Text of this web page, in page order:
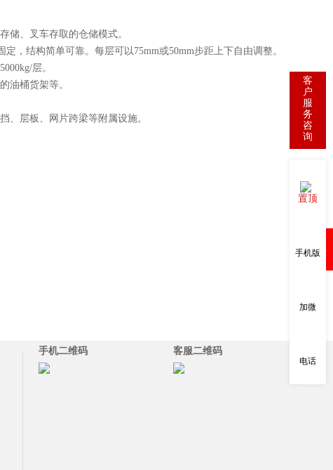
储、叉车存取的仓储模式。
，结构简单可靠。每层可以75mm或50mm步距上下自由调整。
层。
油桶货架等。
、层板、网片跨梁等附属设施。
购物车
手机二维码 客服二维码
客
户
服
务
咨
询
置顶
手机版
加微
电话